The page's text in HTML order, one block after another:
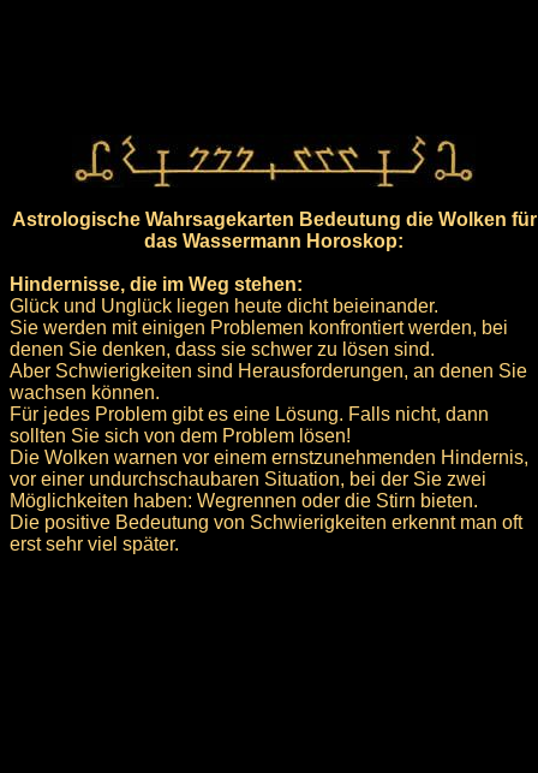
Astrologische Wahrsagekarten Bedeutung die Wolken für
das Wassermann Horoskop:
Hindernisse, die im Weg stehen:
Glück und Unglück liegen heute dicht beieinander.
Sie werden mit einigen Problemen konfrontiert werden, bei
denen Sie denken, dass sie schwer zu lösen sind.
Aber Schwierigkeiten sind Herausforderungen, an denen Sie
wachsen können.
Für jedes Problem gibt es eine Lösung. Falls nicht, dann
sollten Sie sich von dem Problem lösen!
Die Wolken warnen vor einem ernstzunehmenden Hindernis,
vor einer undurchschaubaren Situation, bei der Sie zwei
Möglichkeiten haben: Wegrennen oder die Stirn bieten.
Die positive Bedeutung von Schwierigkeiten erkennt man oft
erst sehr viel später.